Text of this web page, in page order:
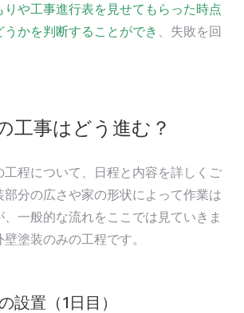
りや工事進行表を見せてもらった時点
かを判断することができ
、失敗を回
工事はどう進む？
工程について、日程と内容を詳しくご
分の広さや家の形状によって作業は
一般的な流れをここでは見ていきま
壁塗装のみの工程です。
設置（1日目）